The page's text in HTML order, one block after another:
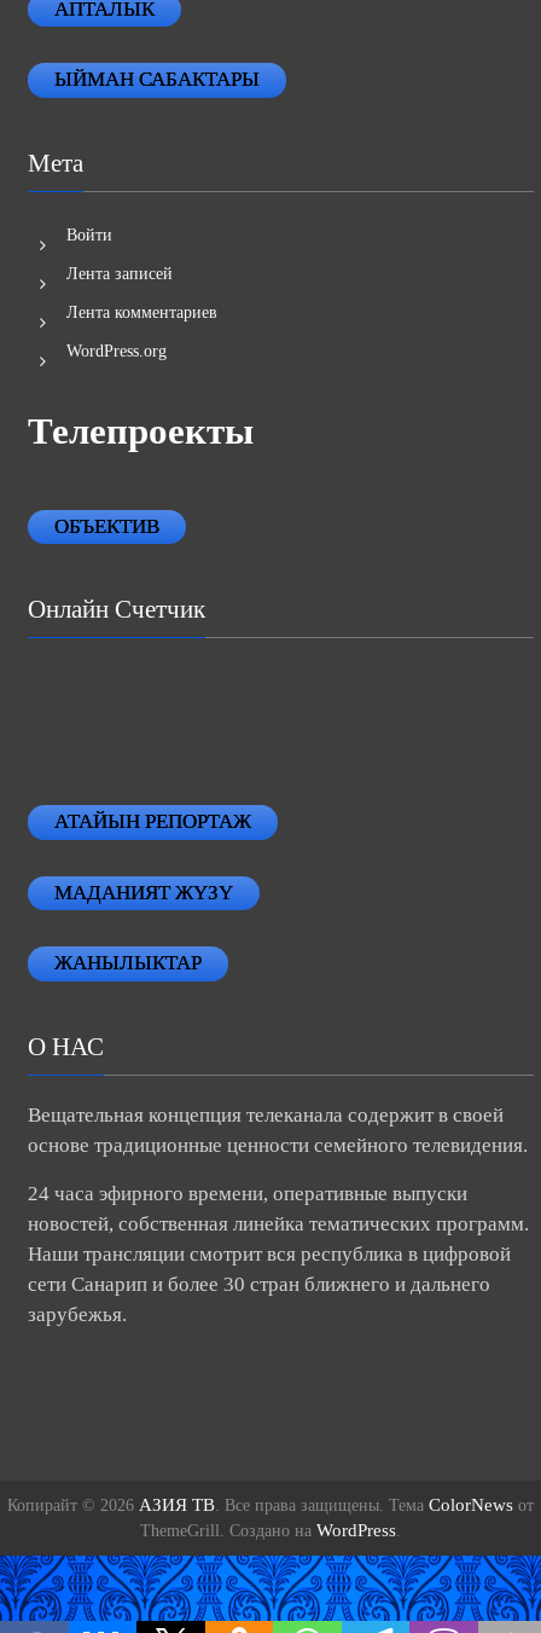
АПТАЛЫК
ЫЙМАН САБАКТАРЫ
Мета
Войти
Лента записей
Лента комментариев
WordPress.org
Телепроекты
ОБЪЕКТИВ
Онлайн Счетчик
АТАЙЫН РЕПОРТАЖ
МАДАНИЯТ ЖҮЗҮ
ЖАНЫЛЫКТАР
О НАС
Вещательная концепция телеканала содержит в своей
основе традиционные ценности семейного телевидения.
24 часа эфирного времени, оперативные выпуски
новостей, собственная линейка тематических программ.
Наши трансляции смотрит вся республика в цифровой
сети Санарип и более 30 стран ближнего и дальнего
зарубежья.
Копирайт © 2026 АЗИЯ ТВ . Все права защищены. Тема ColorNews от
ThemeGrill. Создано на WordPress